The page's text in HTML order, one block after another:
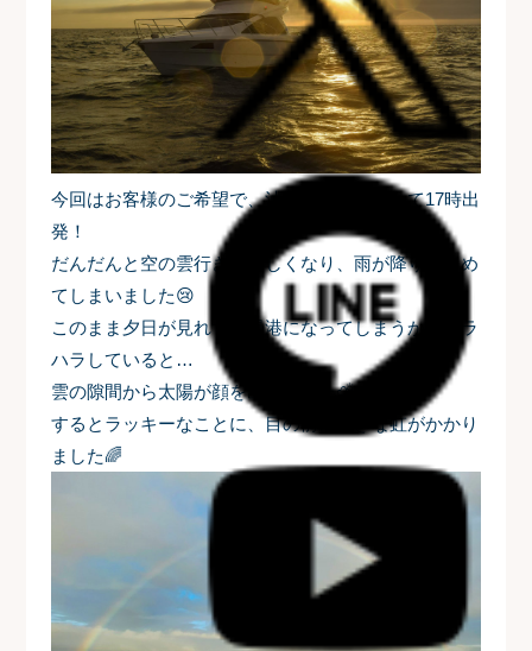
今回はお客様のご希望で、油壷周辺をめざして17時出
発！
だんだんと空の雲行きが険しくなり、雨が降りはじめ
てしまいました😢
このまま夕日が見れずに帰港になってしまうかとハラ
ハラしていると…
雲の隙間から太陽が顔を出しました⛅
するとラッキーなことに、目の前に大きな虹がかかり
ました🌈